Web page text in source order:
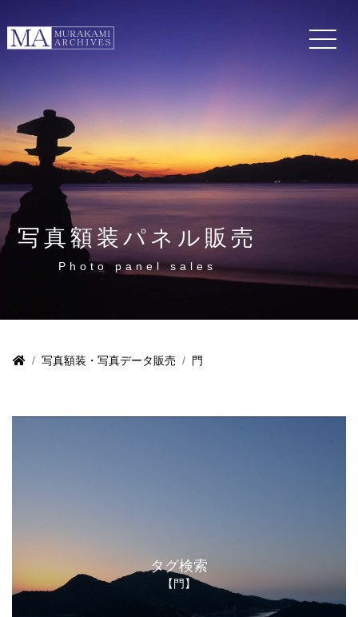
写真額装パネル販売
Photo panel sales
写真額装・写真データ販売 門
タグ検索
【門】